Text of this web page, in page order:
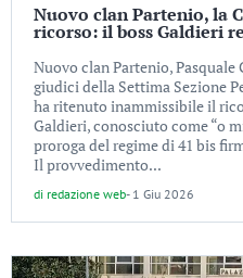
Nuovo clan Partenio, la
ricorso: il boss Galdieri
Nuovo clan Partenio,
giudici della Settima Sezione
ha ritenuto inammissibile il
Galdieri, conosciuto come “o
proroga del regime di 41 bis
Il provvedimento...
di redazione web- 1 Giu 2026